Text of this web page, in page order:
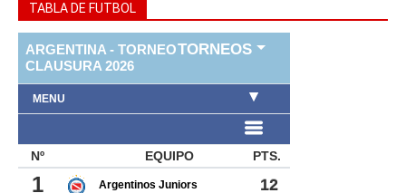
TABLA DE FUTBOL